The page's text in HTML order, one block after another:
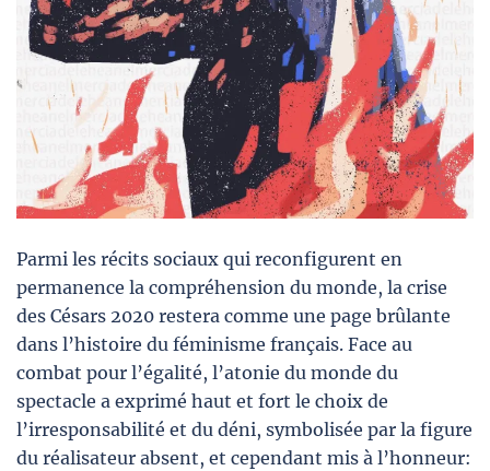
Parmi les récits sociaux qui reconfigurent en
permanence la compréhension du monde, la crise
des Césars 2020 restera comme une page brûlante
dans l’histoire du féminisme français. Face au
combat pour l’égalité, l’atonie du monde du
spectacle a exprimé haut et fort le choix de
l’irresponsabilité et du déni, symbolisée par la figure
du réalisateur absent, et cependant mis à l’honneur: